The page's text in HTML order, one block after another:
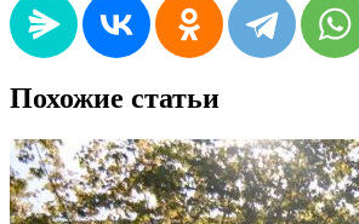
Похожие статьи